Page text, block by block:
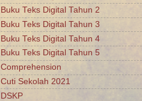
Buku Teks Digital Tahun 2
Buku Teks Digital Tahun 3
Buku Teks Digital Tahun 4
Buku Teks Digital Tahun 5
Comprehension
Cuti Sekolah 2021
DSKP